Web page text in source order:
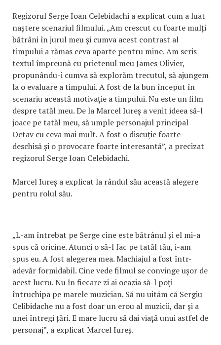
Regizorul Serge Ioan Celebidachi a explicat cum a luat
naștere scenariul filmului. „Am crescut cu foarte mulți
bătrâni în jurul meu și cumva acest contrast al
timpului a rămas ceva aparte pentru mine. Am scris
textul împreună cu prietenul meu James Olivier,
propunându-i cumva să explorăm trecutul, să ajungem
la o evaluare a timpului. A fost de la bun început în
scenariu această motivație a timpului. Nu este un film
despre tatăl meu. De la Marcel Iureș a venit ideea să-l
joace pe tatăl meu, să umple personajul principal
Octav cu ceva mai mult. A fost o discuție foarte
deschisă și o provocare foarte interesantă”, a precizat
regizorul Serge Ioan Celebidachi.
Marcel Iureș a explicat la rândul său această alegere
pentru rolul său.
„L-am întrebat pe Serge cine este bătrânul și el mi-a
spus că oricine. Atunci o să-l fac pe tatăl tău, i-am
spus eu. A fost alegerea mea. Machiajul a fost într-
adevăr formidabil. Cine vede filmul se convinge ușor de
acest lucru. Nu în fiecare zi ai ocazia să-l poți
întruchipa pe marele muzician. Să nu uităm că Sergiu
Celibidache nu a fost doar un erou al muzicii, dar și a
unei întregi țări. E mare lucru să dai viață unui astfel de
personaj”, a explicat Marcel Iureș.